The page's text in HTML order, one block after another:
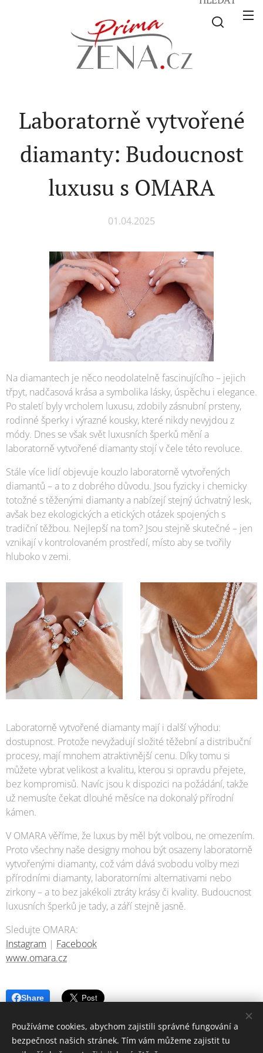
Laboratorně vytvořené
diamanty: Budoucnost
luxusu s OMARA
01.04.2025
Na diamantech je něco neodolatelně fascinujícího – jejich
třpyt, nadčasová krása a symbolika lásky, úspěchu i elegance.
Po staletí byly vrcholem luxusu, zdobily zásnubní prsteny,
rodinné šperky i výrazné kousky, které nikdy nevyjdou z
módy. Dnes se však svět luxusních šperků mění a
laboratorně vytvořené diamanty stojí v čele této revoluce.
Stále více lidí objevuje kouzlo laboratorně vytvořených
diamantů – a to z dobrého důvodu. Jsou fyzicky i chemicky
totožné s těženými diamanty a nabízejí stejný úchvatný lesk,
avšak bez ekologických a etických otázek spojených s
tradiční těžbou. Nejlepší na tom? Jsou stejně skutečné – jen
vznikají v kontrolovaném prostředí, místo aby se tvořily
hluboko v zemi.
Laboratorně vytvořené diamanty mají i další výhodu:
dostupnost. Protože nevyžadují složité těžební a distribuční
procesy, mají mnohem atraktivnější cenu. Díky tomu si
můžete vybrat velikost a kvalitu, kterou si opravdu přejete,
bez kompromisů. Navíc jsou k dispozici na požádání, takže
už nemusíte čekat dlouhé měsíce na dokonalý přírodní
kámen.
V OMARA věříme, že luxus by měl být volbou, ne omezením.
Proto všechny naše designy mohou být osazeny laboratorně
vytvořenými diamanty, což vám dává svobodu volby mezi
přírodními diamanty, laboratorními alternativami nebo
zirkony – a to bez jakékoli ztráty krásy či kvality. Budoucnost
luxusních šperků je tady, a září stejně jasně.
Sledujte OMARA:
Instagram | Facebook
www.omara.cz
Share
Používáme cookies, abychom zajistili správné fungování a
bezpečnost našich stránek. Tím vám můžeme zajistit tu